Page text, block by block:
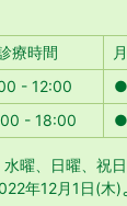
療時間 月
- 12:00
●
- 18:00
●
水曜、日曜、祝
年12月1日(木)